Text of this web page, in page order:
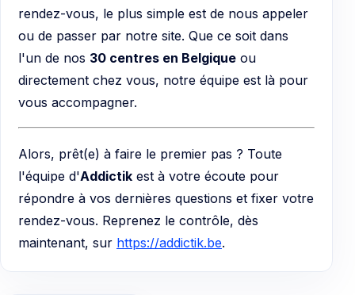
rendez-vous, le plus simple est de nous appeler
ou de passer par notre site. Que ce soit dans
l'un de nos 30 centres en Belgique ou
directement chez vous, notre équipe est là pour
vous accompagner.
Alors, prêt(e) à faire le premier pas ? Toute
l'équipe d'Addictik est à votre écoute pour
répondre à vos dernières questions et fixer votre
rendez-vous. Reprenez le contrôle, dès
maintenant, sur https://addictik.be.